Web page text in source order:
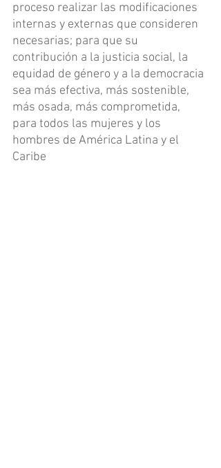
proceso realizar las modificaciones
internas y externas que consideren
necesarias; para que su
contribución a la justicia social, la
equidad de género y a la democracia
sea más efectiva, más sostenible,
más osada, más comprometida,
para todos las mujeres y los
hombres de América Latina y el
Caribe